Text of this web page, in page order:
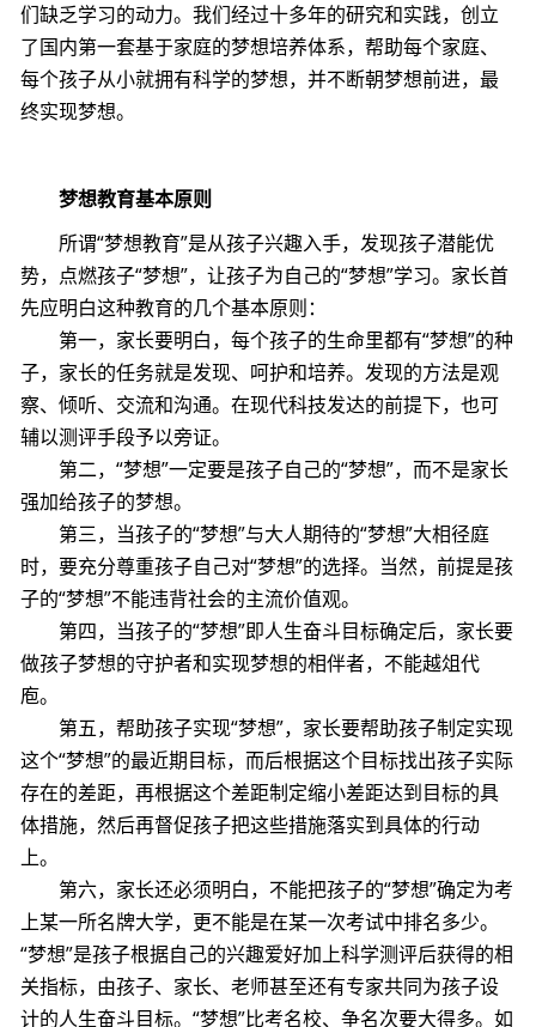
们缺乏学习的动力。我们经过十多年的研究和实践，创立
了国内第一套基于家庭的梦想培养体系，帮助每个家庭、
每个孩子从小就拥有科学的梦想，并不断朝梦想前进，最
终实现梦想。
梦想教育基本原则
所谓“梦想教育”是从孩子兴趣入手，发现孩子潜能优
势，点燃孩子“梦想”，让孩子为自己的“梦想”学习。家长首
先应明白这种教育的几个基本原则：
第一，家长要明白，每个孩子的生命里都有“梦想”的种
子，家长的任务就是发现、呵护和培养。发现的方法是观
察、倾听、交流和沟通。在现代科技发达的前提下，也可
辅以测评手段予以旁证。
第二，“梦想”一定要是孩子自己的“梦想”，而不是家长
强加给孩子的梦想。
第三，当孩子的“梦想”与大人期待的“梦想”大相径庭
时，要充分尊重孩子自己对“梦想”的选择。当然，前提是孩
子的“梦想”不能违背社会的主流价值观。
第四，当孩子的“梦想”即人生奋斗目标确定后，家长要
做孩子梦想的守护者和实现梦想的相伴者，不能越俎代
庖。
第五，帮助孩子实现“梦想”，家长要帮助孩子制定实现
这个“梦想”的最近期目标，而后根据这个目标找出孩子实际
存在的差距，再根据这个差距制定缩小差距达到目标的具
体措施，然后再督促孩子把这些措施落实到具体的行动
上。
第六，家长还必须明白，不能把孩子的“梦想”确定为考
上某一所名牌大学，更不能是在某一次考试中排名多少。
“梦想”是孩子根据自己的兴趣爱好加上科学测评后获得的相
关指标，由孩子、家长、老师甚至还有专家共同为孩子设
计的人生奋斗目标。“梦想”比考名校、争名次要大得多。如